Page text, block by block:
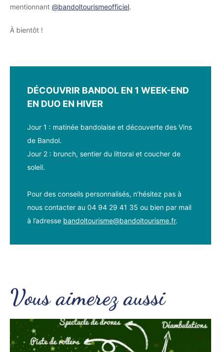
mentionnant @bandoltourismeofficiel.
À bientôt !
DÉCOUVRIR BANDOL EN 1 WEEK-END
EN DUO EN HIVER
Jour 1 : matinée bandolaise et découverte des Vins
de Bandol.
Jour 2 : brunch, sentier du littoral et coucher de
soleil.
Pour des conseils personnalisés, n’hésitez pas à
nous contacter au 04 94 29 41 35 ou bien par mail
à l’adresse bandoltourisme@bandoltourisme.fr.
Vous aimerez aussi